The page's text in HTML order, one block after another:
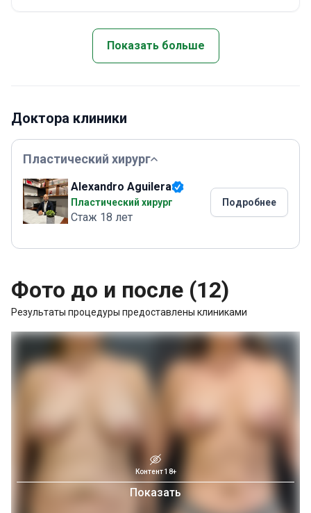
Показать больше
Доктора клиники
Пластический хирург
Alexandro Aguilera
Пластический хирург
Стаж 18 лет
Подробнее
Фото до и после (12)
Результаты процедуры предоставлены клиниками
Контент 18+
Показать